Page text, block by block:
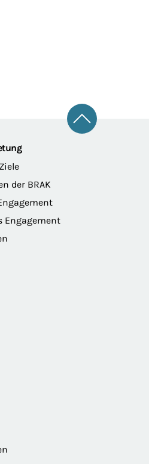
Zum
der BRAK
Engagement